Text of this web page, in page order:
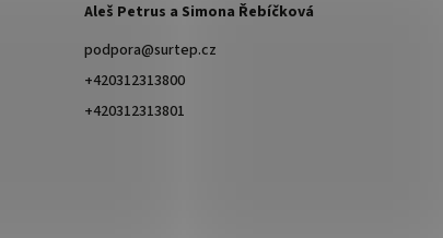
Aleš Petrus a Simona Řebíčková
podpora@surtep.cz
+420312313800
+420312313801